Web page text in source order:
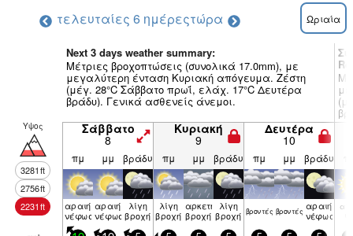
τελευταίες 6 ημέρεςτώρα Ωριαία
Next 3 days weather summary:
Μέτριες βροχοπτώσεις (συνολικά 17.0mm), με
μεγαλύτερη ένταση Κυριακή απόγευμα. Ζέστη
(μέγ. 28°C Σάββατο πρωΐ, ελάχ. 17°C Δευτέρα
βράδυ). Γενικά ασθενείς άνεμοι.
Υψος
3281ft
2756ft
2231ft
Σάββατο
8
Κυριακή
9
Δευτέρα
10
πμ μμ βράδυ πμ μμ βράδυ πμ μμ βράδυ
αραιή
νέφωση
αραιή
νέφωση
λίγη
βροχή
λίγη
βροχή
αρκετή
βροχή
λίγη
βροχή βρον­τές βρον­τές αραιή
νέφωση